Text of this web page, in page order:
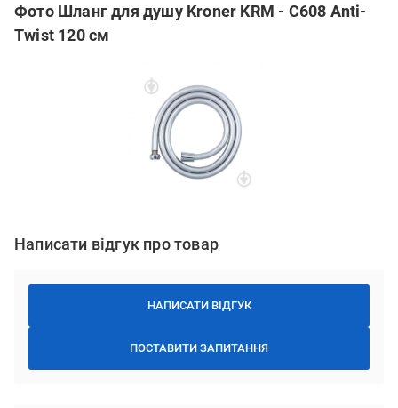
Фото Шланг для душу Kroner KRM - C608 Anti-
Twist 120 см
Написати відгук про товар
НАПИСАТИ ВІДГУК
ПОСТАВИТИ ЗАПИТАННЯ